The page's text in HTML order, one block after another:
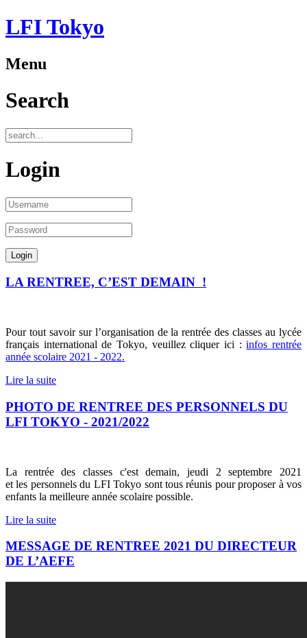
LFI Tokyo
Menu
Search
Login
LA RENTREE, C’EST DEMAIN !
Pour tout savoir sur l’organisation de la rentrée des classes au lycée
français international de Tokyo, veuillez cliquer ici :infos rentrée
année scolaire 2021 - 2022.
Lire la suite
PHOTO DE RENTREE DES PERSONNELS DU
LFI TOKYO - 2021/2022
La rentrée des classes c'est demain, jeudi 2 septembre 2021
et les personnels du LFI Tokyo sont tous réunis pour proposer à vos
enfants la meilleure année scolaire possible.
Lire la suite
MESSAGE DE RENTREE 2021 DU DIRECTEUR
DE L’AEFE